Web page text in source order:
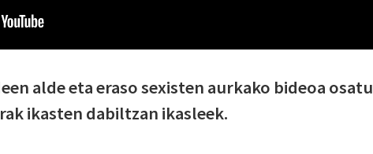
alde eta eraso sexisten aurkako bideoa osatu
ikasten dabiltzan ikasleek.